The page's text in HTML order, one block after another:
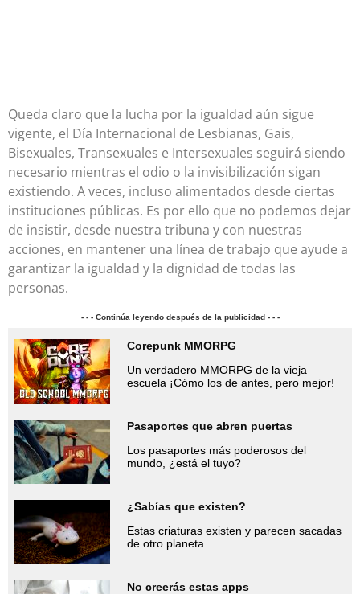
Queda claro que la lucha por la igualdad aún sigue
vigente, el Día Internacional de Lesbianas, Gais,
Bisexuales, Transexuales e Intersexuales seguirá siendo
necesario mientras el odio o la invisibilización sigan
existiendo. A veces, incluso alimentados desde ciertas
instituciones públicas. Es por ello que no podemos dejar
de insistir, desde nuestra tribuna y con nuestras
acciones, en mantener una línea de trabajo que ayude a
garantizar la igualdad y la dignidad de todas las
personas.
- - - Continúa leyendo después de la publicidad - - -
Corepunk MMORPG
Un verdadero MMORPG de la vieja
escuela ¡Cómo los de antes, pero mejor!
Pasaportes que abren puertas
Los pasaportes más poderosos del
mundo, ¿está el tuyo?
¿Sabías que existen?
Estas criaturas existen y parecen sacadas
de otro planeta
No creerás estas apps